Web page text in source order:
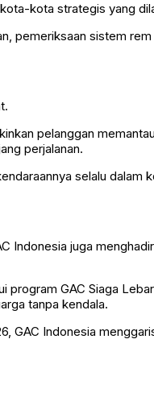
kota strategis yang
pemeriksaan sistem
pelanggan
perjalanan.
selalu
Indonesia juga
GAC Siaga
tanpa kendala.
GAC Indonesia